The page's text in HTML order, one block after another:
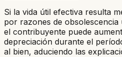
Si la vida útil efectiva resulta
por razones de
el contribuyente puede
depreciación durante el
al bien, aduciendo las